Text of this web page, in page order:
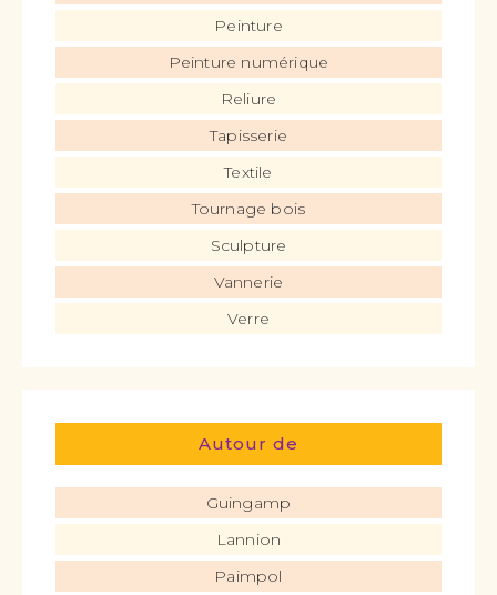
Peinture
Peinture numérique
Reliure
Tapisserie
Textile
Tournage bois
Sculpture
Vannerie
Verre
Autour de
Guingamp
Lannion
Paimpol